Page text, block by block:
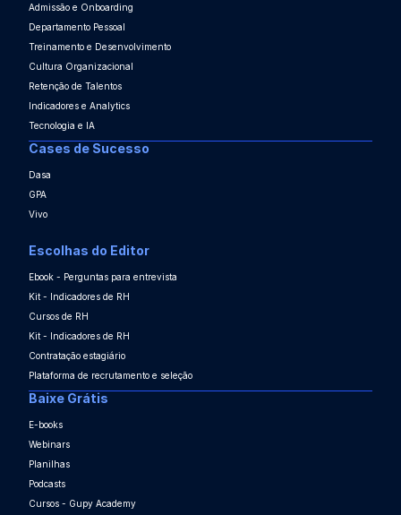
Admissão e Onboarding
Departamento Pessoal
Treinamento e Desenvolvimento
Cultura Organizacional
Retenção de Talentos
Indicadores e Analytics
Tecnologia e IA
Cases de Sucesso
Dasa
GPA
Vivo
Escolhas do Editor
Ebook - Perguntas para entrevista
Kit - Indicadores de RH
Cursos de RH
Kit - Indicadores de RH
Contratação estagiário
Plataforma de recrutamento e seleção
Baixe Grátis
E-books
Webinars
Planilhas
Podcasts
Cursos - Gupy Academy